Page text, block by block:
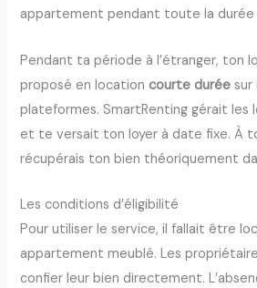
appartement pendant toute la durée
Pendant ta période à l’étranger, ton
proposé en locationcourte durée
plateformes. SmartRenting gérait les
et te versait ton loyer à date fixe. À
récupérais ton bien théoriquement
Les conditions d’éligibilité
Pour utiliser le service, il fallait être
appartement meublé. Les
confier leur bien directement.